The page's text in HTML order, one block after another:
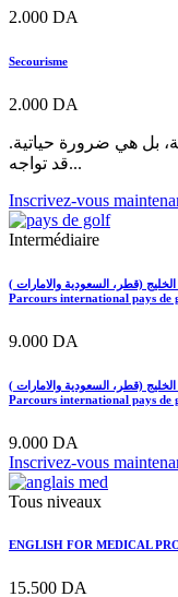
2.000 DA
Secourisme
2.000 DA
بل هي ضرورة حياتية.
قد تواجه...
Inscrivez-vous
Intermédiaire
(قطر، السعودية والامارات ) –
Parcours international pays de
9.000 DA
(قطر، السعودية والامارات ) –
Parcours international pays de
9.000 DA
Inscrivez-vous
Tous niveaux
ENGLISH FOR MEDICAL
15.500 DA